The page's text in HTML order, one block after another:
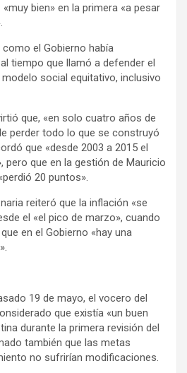
bien» en la primera «a pesar
el Gobierno había
tiempo que llamó a defender el
social equitativo, inclusivo
que, «en solo cuatro años de
perder todo lo que se construyó
que «desde 2003 a 2015 el
pero que en la gestión de Mauricio
20 puntos».
reiteró que la inflación «se
el «el pico de marzo», cuando
en el Gobierno «hay una
19 de mayo, el vocero del
que existía «un buen
durante la primera revisión del
también que las metas
no sufrirían modificaciones.